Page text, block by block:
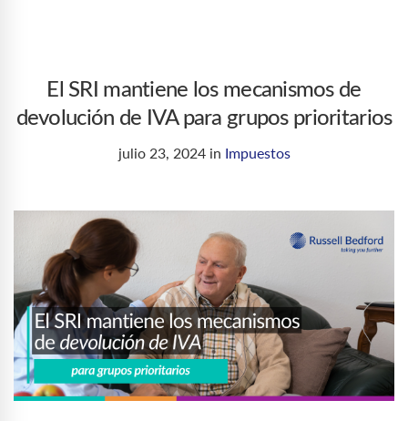
El SRI mantiene los mecanismos de
devolución de IVA para grupos prioritarios
julio 23, 2024in Impuestos